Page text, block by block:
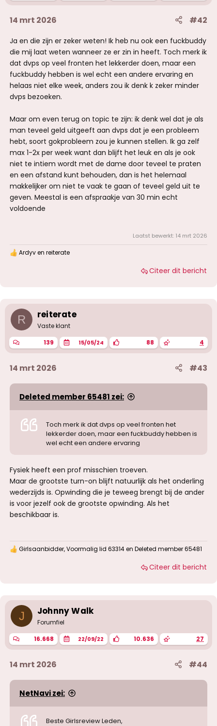
14 mrt 2026 #42
Ja en die zijn er zeker weten! Ik heb nu ook een fuckbuddy
die mij laat weten wanneer ze er zin in heeft. Toch merk ik
dat dvps op veel fronten het lekkerder doen, maar een
fuckbuddy hebben is wel echt een andere ervaring en
helaas niet elke week, anders zou ik denk k zeker minder
dvps bezoeken.
Maar om even terug on topic te zijn: ik denk wel dat je als
man teveel geld uitgeeft aan dvps dat je een probleem
hebt, soort gokprobleem zou je kunnen stellen. Ik ga zelf
max 1-2x per week want dan blijft het leuk en als je ook
niet te intiem wordt met de dame door teveel te praten
en een afstand kunt behouden, dan is het helemaal
makkelijker om niet te vaak te gaan of teveel geld uit te
geven. Meestal is een afspraakje van 30 min echt
voldoende
Laatst bewerkt: 14 mrt 2026
W
n
g
n
:
Ardyven reiterate
Citeer dit bericht
R reiterate
Vaste klant
139 15/05/24 88 4
14 mrt 2026 #43
Deleted member 65481 zei:
Toch merk ik dat dvps op veel fronten het
lekkerder doen, maar een fuckbuddy hebben is
wel echt een andere ervaring
Fysiek heeft een prof misschien troeven.
Maar de grootste turn-on blijft natuurlijk als het onderling
wederzijds is. Opwinding die je teweeg brengt bij de ander
is voor jezelf ook de grootste opwinding. Als het
beschikbaar is.
W
n
g
n
:
Girlsaanbidder,Voormalig lid 63314en Deleted member 65481
Citeer dit bericht
J Johnny Walk
Forumfiel
16.668 22/09/22 10.636 27
14 mrt 2026 #44
NetNavi zei:
Beste Girlsreview Leden,